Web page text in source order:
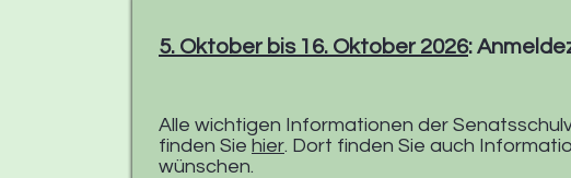
5. Oktober bis 16. Oktober 2026:
Alle wichtigen Informationen der
finden Sie hier. Dort finden Sie auch
wünschen.